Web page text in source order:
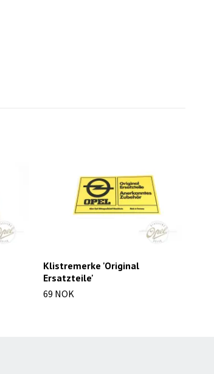
Klistremerke 'Original
Ersatzteile'
69 NOK